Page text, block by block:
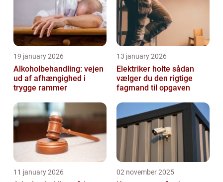
19 january 2026
Alkoholbehandling: vejen
ud af afhængighed i
trygge rammer
13 january 2026
Elektriker holte sådan
vælger du den rigtige
fagmand til opgaven
11 january 2026 02 november 2025